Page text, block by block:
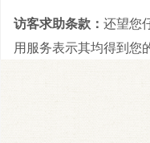
访客求助条款： 还望您
用服务表示其均得到您